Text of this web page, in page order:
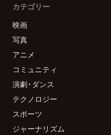
カテゴリー
映画
写真
アニメ
コミュニティ
演劇・ダンス
テクノロジー
スポーツ
ジャーナリズム